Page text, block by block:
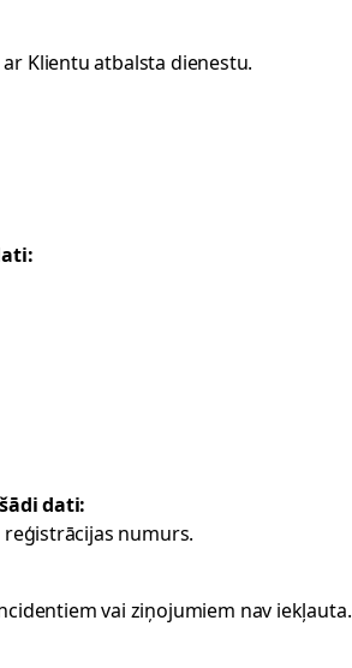
ar Klientu atbalsta dienestu.
dati:
numurs.
vai ziņojumiem nav iekļauta.